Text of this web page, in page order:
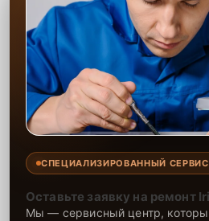
СПЕЦИАЛИЗИРОВАННЫЙ
Оставьте заявку на ремонт
Мы — сервисный центр,